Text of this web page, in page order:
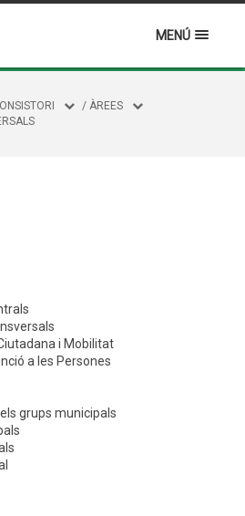
MENÚ
/ ÀREES
i Mobilitat
a les Persones
grups municipals